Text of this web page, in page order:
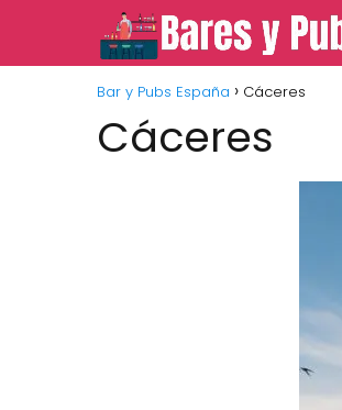
Bar y Pubs España Cáceres
Cáceres